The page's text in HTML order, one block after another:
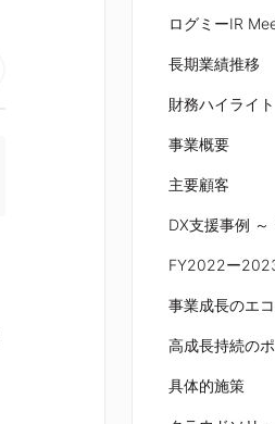
ログミーIR
長期業績推移
財務ハイライト
事業概要
主要顧客
FY2022ー
事業成長のエ
高成長持続の
具体的施策